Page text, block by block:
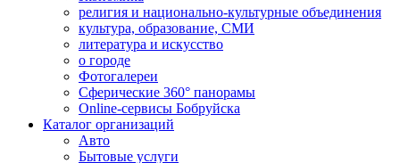
религия и национально-культурные объединения
культура, образование, СМИ
литература и искусство
о городе
Фотогалереи
Сферические 360° панорамы
Online-сервисы Бобруйска
Каталог организаций
Авто
Бытовые услуги